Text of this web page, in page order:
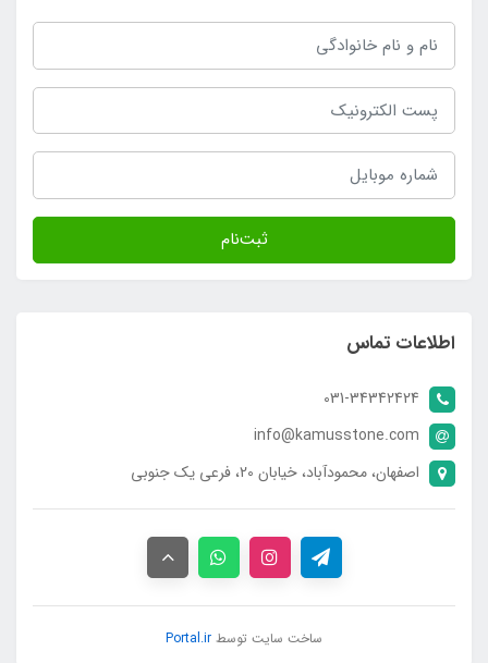
ثبت‌نام
اطلاعات تماس
031-34342424
info@kamusstone.com
اصفهان، محمودآباد، خیابان 20، فرعی یک جنوبی
ساخت سایت توسط Portal.ir